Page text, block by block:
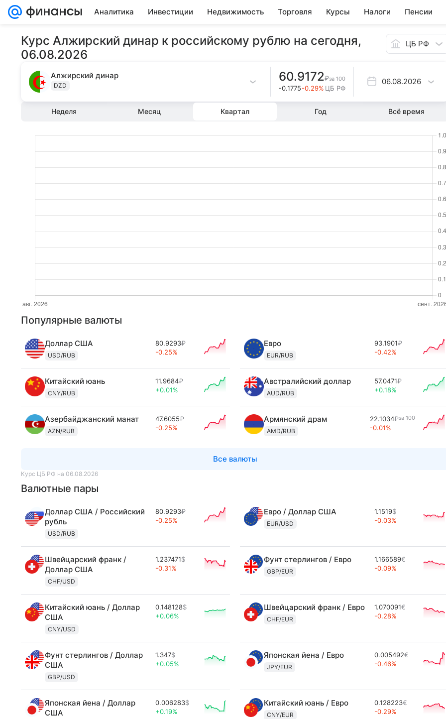
Аналитика Инвестиции Недвижимость Торговля Курсы Налоги Пенсии
Курс Алжирский динар к российскому рублю на сегодня,
06.08.2026
ЦБ РФ
Алжирский динар
DZD
60.9172₽за 100
-0.1775-0.29% ЦБ РФ
06.08.2026
Неделя Месяц Квартал Год Всё время
Популярные валюты
Доллар США
USD/RUB
80.9293₽
-0.25%
Евро
EUR/RUB
93.1901₽
-0.42%
Китайский юань
CNY/RUB
11.9684₽
+0.01%
Австралийский доллар
AUD/RUB
57.0471₽
+0.18%
Азербайджанский манат
AZN/RUB
47.6055₽
-0.25%
Армянский драм
AMD/RUB
22.1034₽за 100
-0.01%
Все валюты
Курс ЦБ РФ на 06.08.2026
Валютные пары
Доллар США / Российский
рубль
USD/RUB
80.9293₽
-0.25%
Евро / Доллар США
EUR/USD
1.1519$
-0.03%
Швейцарский франк /
Доллар США
CHF/USD
1.237471$
-0.31%
Фунт стерлингов / Евро
GBP/EUR
1.166589€
-0.09%
Китайский юань / Доллар
США
CNY/USD
0.148128$
+0.06%
Швейцарский франк / Евро
CHF/EUR
1.070091€
-0.28%
Фунт стерлингов / Доллар
США
GBP/USD
1.347$
+0.05%
Японская йена / Евро
JPY/EUR
0.005492€
-0.46%
Японская йена / Доллар
США
0.006283$
+0.19%
Китайский юань / Евро
CNY/EUR
0.128223€
-0.29%